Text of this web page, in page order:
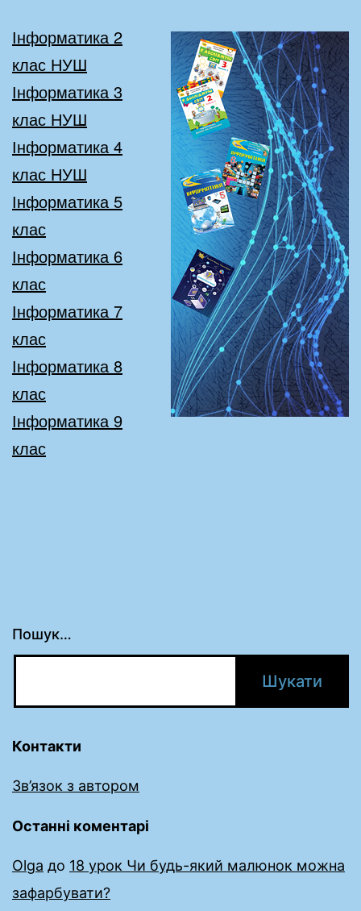
Інформатика 2
клас НУШ
Інформатика 3
клас НУШ
Інформатика 4
клас НУШ
Інформатика 5
клас
Інформатика 6
клас
Інформатика 7
клас
Інформатика 8
клас
Інформатика 9
клас
Пошук…
Контакти
Зв’язок з автором
Останні коментарі
Olga до 18 урок Чи будь-який малюнок можна
зафарбувати?